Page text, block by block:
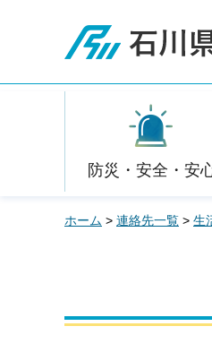
石川県
防災・安全・安
ホーム > 連絡先一覧 > 生